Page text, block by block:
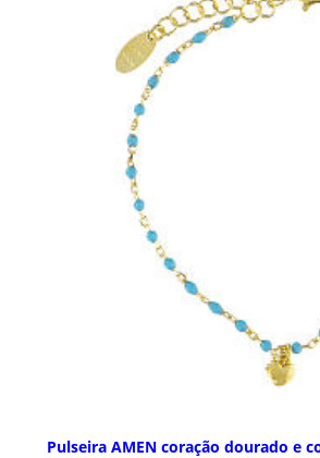
Pulseira AMEN coração dourado e